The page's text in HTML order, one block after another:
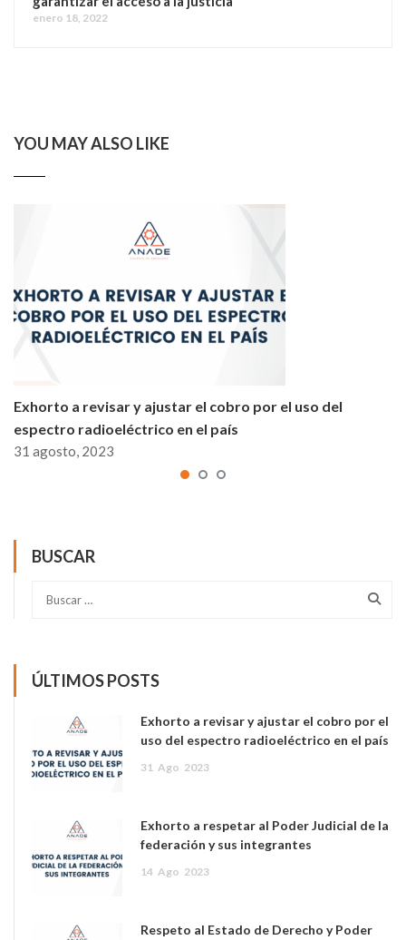
enero 18, 2022
YOU MAY ALSO LIKE
Exhorto a revisar y ajustar el cobro por el uso del
espectro radioeléctrico en el país
31 agosto, 2023
BUSCAR
ÚLTIMOS POSTS
Exhorto a revisar y ajustar el cobro por el
uso del espectro radioeléctrico en el país
31 Ago 2023
Exhorto a respetar al Poder Judicial de la
federación y sus integrantes
14 Ago 2023
Respeto al Estado de Derecho y Poder